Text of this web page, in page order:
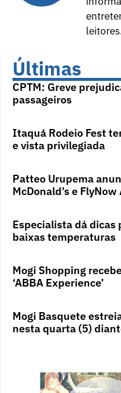
Últimas
CPTM: Greve
passageiros
Itaquá Rodeio Fest
e vista privilegiada
Patteo Urupema
McDonald’s e
Especialista dá dicas
baixas temperaturas
Mogi Shopping
‘ABBA Experience’
Mogi Basquete
nesta quarta (5)